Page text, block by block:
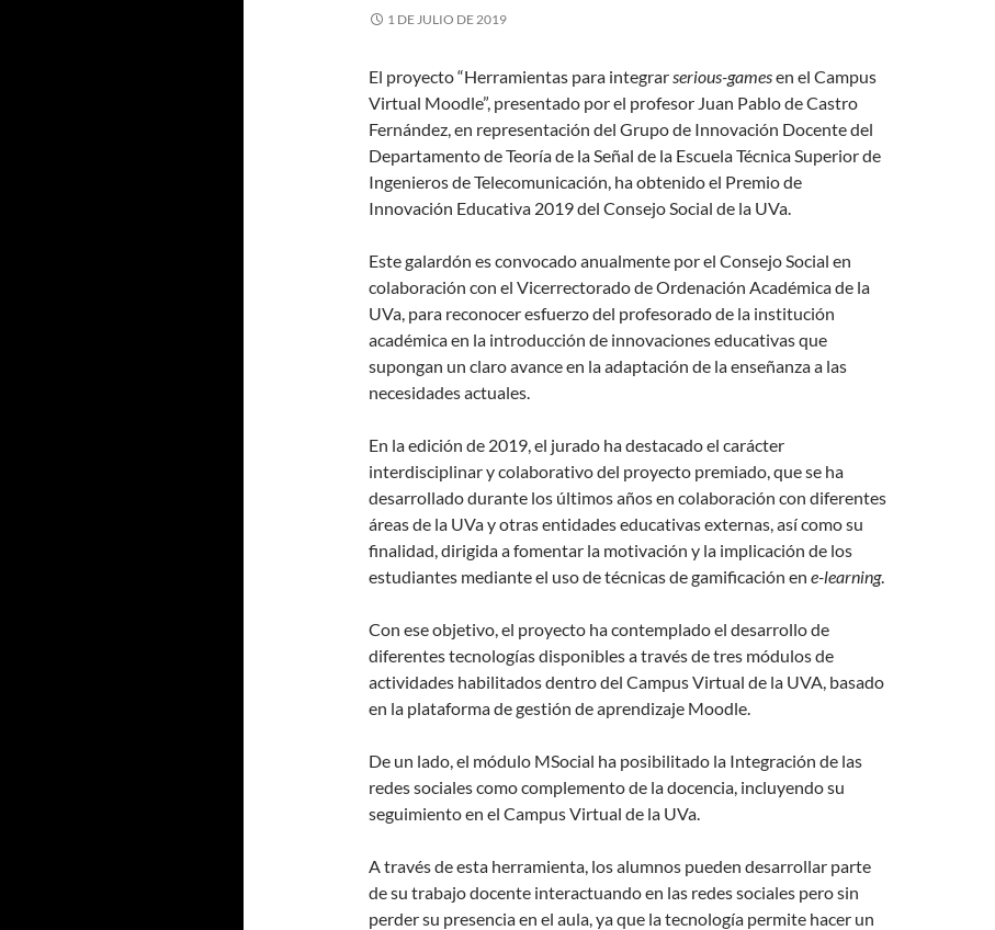
1 DE JULIO DE 2019
El proyecto “Herramientas para integrarserious-gamesen el Campus
Virtual Moodle”, presentado por el profesor Juan Pablo de Castro
Fernández, en representación del Grupo de Innovación Docente del
Departamento de Teoría de la Señal de la Escuela Técnica Superior de
Ingenieros de Telecomunicación, ha obtenido el Premio de
Innovación Educativa 2019 del Consejo Social de la UVa.
Este galardón es convocado anualmente por el Consejo Social en
colaboración con el Vicerrectorado de Ordenación Académica de la
UVa, para reconocer esfuerzo del profesorado de la institución
académica en la introducción de innovaciones educativas que
supongan un claro avance en la adaptación de la enseñanza a las
necesidades actuales.
En la edición de 2019, el jurado ha destacado el carácter
interdisciplinar y colaborativo del proyecto premiado, que se ha
desarrollado durante los últimos años en colaboración con diferentes
áreas de la UVa y otras entidades educativas externas, así como su
finalidad, dirigida a fomentar la motivación y la implicación de los
estudiantes mediante el uso de técnicas de gamificación en e-learning.
Con ese objetivo, el proyecto ha contemplado el desarrollo de
diferentes tecnologías disponibles a través de tres módulos de
actividades habilitados dentro del Campus Virtual de la UVA, basado
en la plataforma de gestión de aprendizaje Moodle.
De un lado, el módulo MSocial ha posibilitado la Integración de las
redes sociales como complemento de la docencia, incluyendo su
seguimiento en el Campus Virtual de la UVa.
A través de esta herramienta, los alumnos pueden desarrollar parte
de su trabajo docente interactuando en las redes sociales pero sin
perder su presencia en el aula, ya que la tecnología permite hacer un